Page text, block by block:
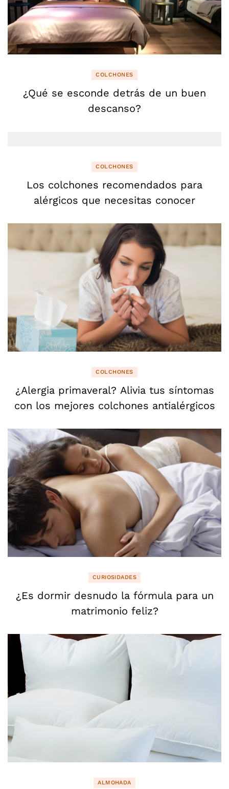
COLCHONES
¿Qué se esconde detrás de un buen
descanso?
COLCHONES
Los colchones recomendados para
alérgicos que necesitas conocer
COLCHONES
¿Alergia primaveral? Alivia tus síntomas
con los mejores colchones antialérgicos
CURIOSIDADES
¿Es dormir desnudo la fórmula para un
matrimonio feliz?
ALMOHADA